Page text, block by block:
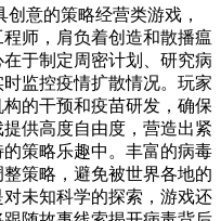
创意的策略经营类游戏，
师，肩负着创造和散播瘟
于制定周密计划、研究病
监控疫情扩散情况。玩家
的干预和疫苗研发，确保
供高度自由度，营造出紧
策略乐趣中。丰富的病毒
策略，避免被世界各地的
未知科学的探索，游戏还